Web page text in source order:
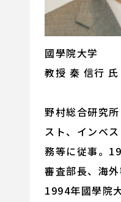
國學院大学
教授 秦 信行 氏
野村総合研究
スト、インベ
務等に従事。
審査部長、海外
1994年國學院